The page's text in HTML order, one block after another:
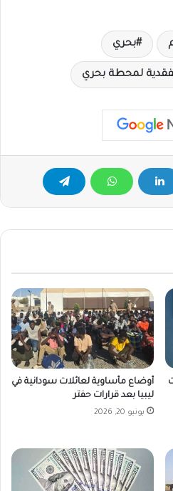
بحري
تفقدية لمحطة بحري
أوضاع مأساوية لعائلات سودانية في
ليبيا بعد قرارات حفتر
يونيو 20, 2026